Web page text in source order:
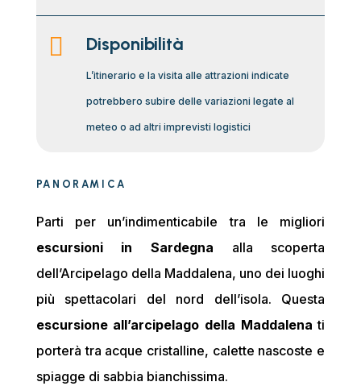
 Disponibilità
L’itinerario e la visita alle attrazioni indicate
potrebbero subire delle variazioni legate al
meteo o ad altri imprevisti logistici
PANORAMICA
Parti per un’indimenticabile tra le migliori
escursioni in Sardegna alla scoperta
dell’Arcipelago della Maddalena, uno dei luoghi
più spettacolari del nord dell’isola. Questa
escursione all’arcipelago della Maddalena ti
porterà tra acque cristalline, calette nascoste e
spiagge di sabbia bianchissima.